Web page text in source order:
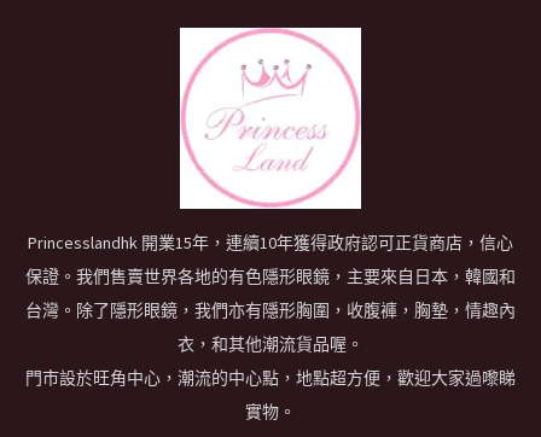
Princesslandhk 開業15年，連續10年獲得政府認可正貨商店，信心
保證。我們售賣世界各地的有色隱形眼鏡，主要來自日本，韓國和
台灣。除了隱形眼鏡，我們亦有隱形胸圍，收腹褲，胸墊，情趣內
衣，和其他潮流貨品喔。
門市設於旺角中心，潮流的中心點，地點超方便，歡迎大家過嚟睇
實物。